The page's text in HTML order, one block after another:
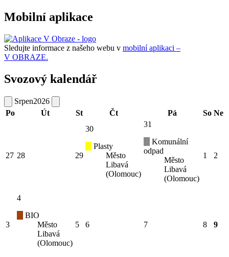
Mobilní aplikace
Sledujte informace z našeho webu v mobilní aplikaci –
V OBRAZE.
Svozový kalendář
Srpen2026
Po
Út St Čt Pá So Ne
27 28 29
30
Plasty
Město
Libavá
(Olomouc)
31
Komunální
odpad
Město
Libavá
(Olomouc)
1 2
3
4
BIO
Město
Libavá
(Olomouc)
5 6 7 8 9